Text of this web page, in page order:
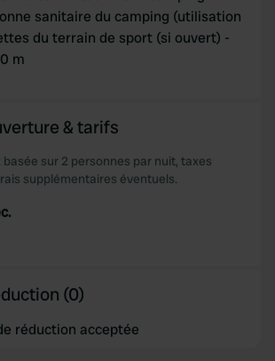
sanitaire du camping (utilisation
du terrain de sport (si ouvert) -
m
& tarifs
sur 2 personnes par nuit, taxes
supplémentaires éventuels.
(0)
réduction acceptée